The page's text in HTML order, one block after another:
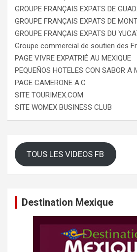
GROUPE FRANÇAIS EXPATS DE
GROUPE FRANÇAIS EXPATS DE
GROUPE FRANÇAIS EXPATS DU
Groupe commercial de soutien des
PAGE VIVRE EXPATRIÉ AU MEXIQUE
PEQUEÑOS HOTELES CON SABOR A
PAGE CAMERONE A.C
SITE TOURIMEX.COM
SITE WOMEX BUSINESS CLUB
TOUS LES VIDEOS FB
Destination Mexique